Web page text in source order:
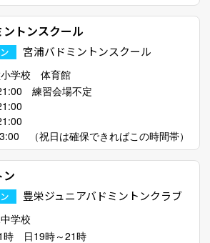
トンスクール
宮浦バドミントンスクール
小学校 体育館
練習会場不定
（祝日は確保できればこの時間帯）
ン
豊栄ジュニアバドミントンクラブ
学校
時 日19時～21時